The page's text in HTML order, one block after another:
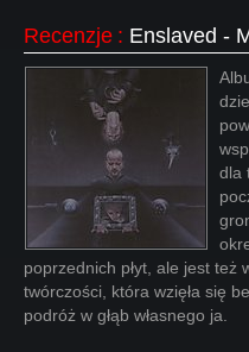
Recenzje : Enslaved -
dla
poprzednich płyt, ale jest też
twórczości, która wzięła się
podróż w głąb własnego ja.